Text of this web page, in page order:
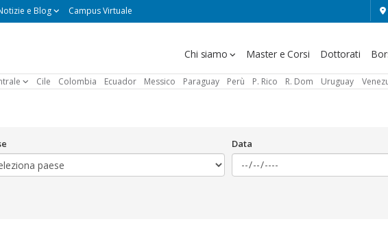
e Blog Campus Virtuale
Navegación
Chi siamo Master e Corsi Dottorati
Cile Colombia Ecuador Messico Paraguay Perù P. Rico R. Dom Uruguay
Data